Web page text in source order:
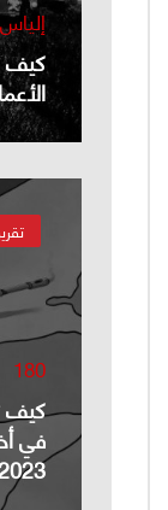
كيف
180
كيف
في